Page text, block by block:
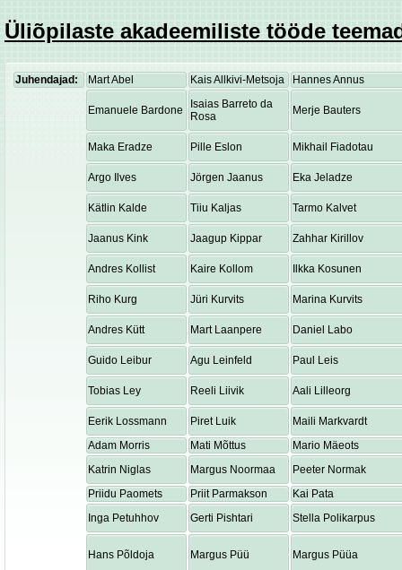
Üliõpilaste akadeemiliste tööde
Juhendajad: Mart Abel Kais Allkivi-Metsoja Hannes Annus
Emanuele Bardone
Isaias Barreto da
Rosa
Merje Bauters
Maka Eradze Pille Eslon Mikhail Fiadotau
Argo Ilves Jörgen Jaanus Eka Jeladze
Kätlin Kalde Tiiu Kaljas Tarmo Kalvet
Jaanus Kink Jaagup Kippar Zahhar Kirillov
Andres Kollist Kaire Kollom Ilkka Kosunen
Riho Kurg Jüri Kurvits Marina Kurvits
Andres Kütt Mart Laanpere Daniel Labo
Guido Leibur Agu Leinfeld Paul Leis
Tobias Ley Reeli Liivik Aali Lilleorg
Eerik Lossmann Piret Luik
Maili Markvardt
Adam Morris
Mati Mõttus
Mario Mäeots
Katrin Niglas
Margus Noormaa
Peeter Normak
Priidu Paomets
Priit Parmakson
Kai Pata
Inga Petuhhov
Gerti Pishtari Stella Polikarpus
Hans Põldoja Margus Püü Margus Püüa